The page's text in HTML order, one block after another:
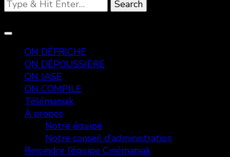
for
ON DÉFRICHE
ON DÉPOUSSIÈRE
ON JASE
ON COMPILE
Télémaniak
À propos
Notre équipe
Notre conseil d’administration
Rejoindre l’équipe Cinémaniak